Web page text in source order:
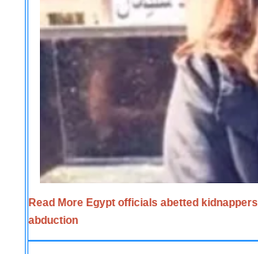
Read More Egypt officials abetted
abduction